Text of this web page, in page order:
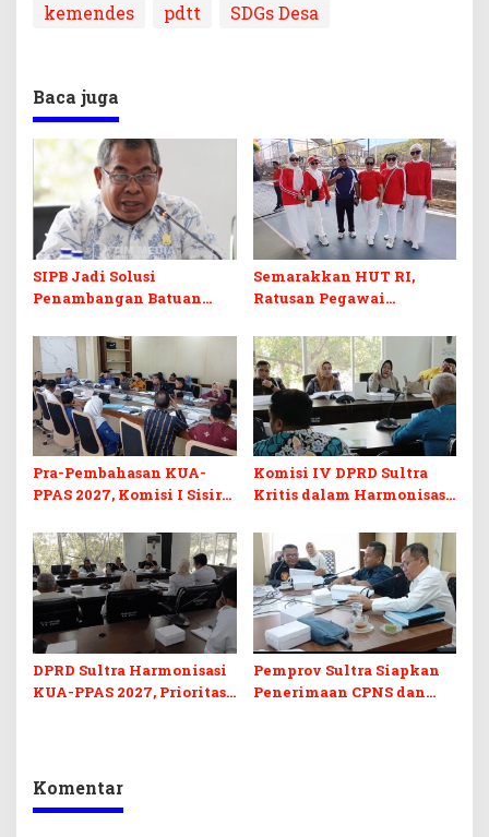
kemendes
pdtt SDGs Desa
Baca juga
SIPB Jadi Solusi
Penambangan Batuan
di Sultra
Semarakkan HUT RI,
Ratusan Pegawai
Ikuti Lomba Bola Gotong
Pra-Pembahasan KUA-
PPAS 2027, Komisi I Sisir
Berkelanjutan
Komisi IV DPRD Sultra
Kritis dalam Harmonisasi
Perubahan APBD 2026
DPRD Sultra Harmonisasi
KUA-PPAS 2027, Prioritas
Pemprov Sultra Siapkan
Penerimaan CPNS dan
Komentar